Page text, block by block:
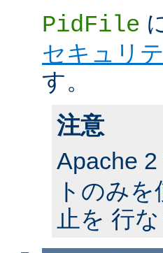
PidFile
セキュリ
す。
注意
Apache 2
トのみ
止を 行